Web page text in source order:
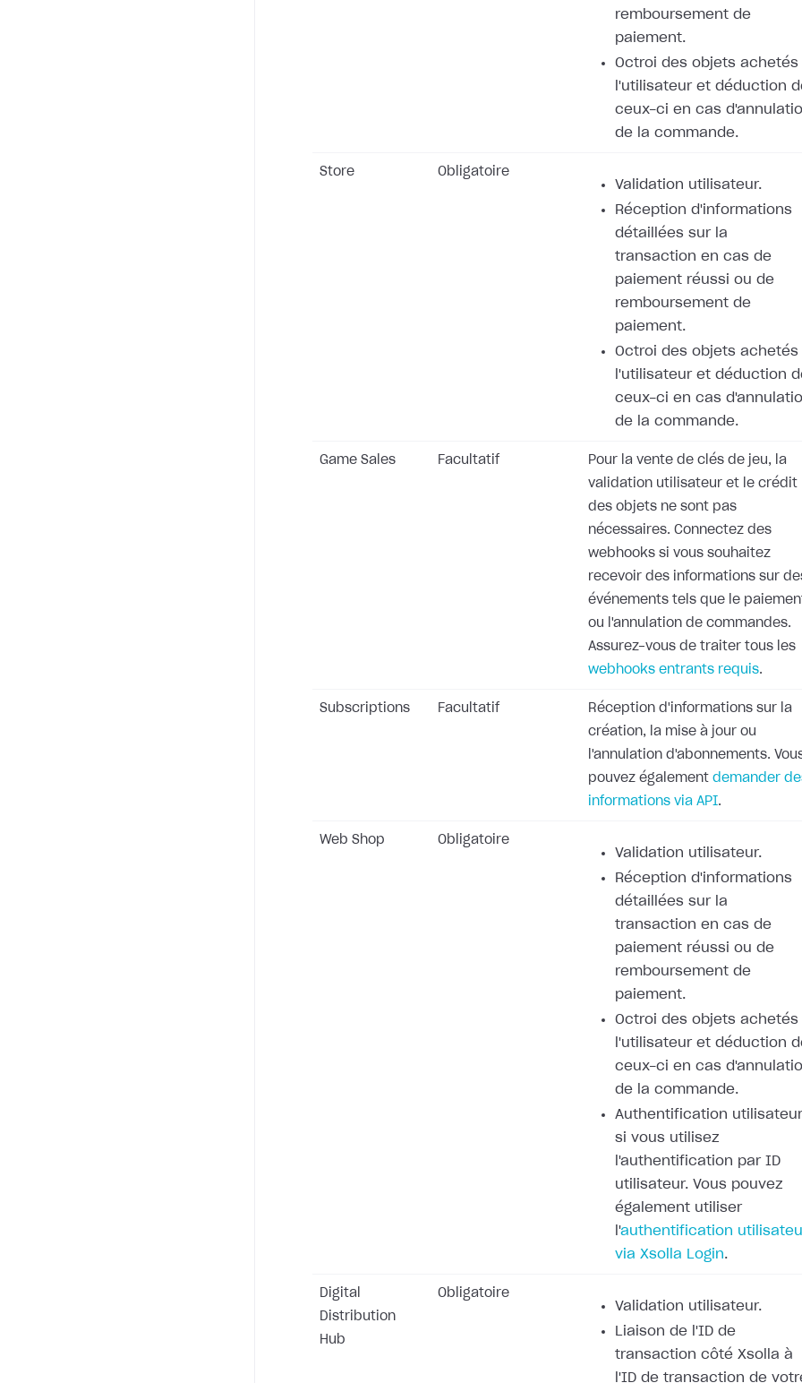
remboursement de
paiement.
Octroi des objets achetés
l'utilisateur et déduction
ceux-ci en cas
de la commande.
Store Obligatoire
Validation utilisateur.
Réception d'informations
détaillées sur la
transaction en cas de
paiement réussi ou de
remboursement de
paiement.
Octroi des objets achetés
l'utilisateur et déduction
ceux-ci en cas
de la commande.
Game Sales Facultatif
Pour la vente de clés de jeu, la
validation utilisateur et le crédit
des objets ne sont pas
nécessaires. Connectez des
webhooks si vous souhaitez
recevoir des informations sur
événements tels que le
ou l'annulation de commandes.
Assurez-vous de traiter tous les
webhooks entrants requis.
Subscriptions Facultatif
Réception d'informations sur la
création, la mise à jour ou
l'annulation d'abonnements.
pouvez également demander
informations via API.
Web Shop Obligatoire
Validation utilisateur.
Réception d'informations
détaillées sur la
transaction en cas de
paiement réussi ou de
remboursement de
paiement.
Octroi des objets achetés
l'utilisateur et déduction
ceux-ci en cas
de la commande.
Authentification
si vous utilisez
l'authentification par ID
utilisateur. Vous pouvez
également utiliser
l'authentification
via Xsolla Login.
Digital
Distribution
Hub
Obligatoire
Validation utilisateur.
Liaison de l'ID de
transaction côté Xsolla à
l'ID de transaction de